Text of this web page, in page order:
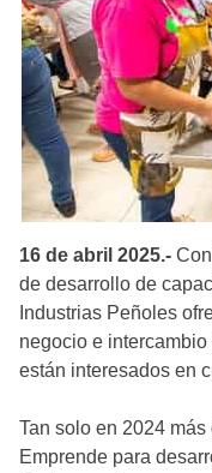
16 de abril 2025.-
de desarrollo de
Industrias Peñoles
negocio e
están interesados en
Tan solo en 2024
Emprende para